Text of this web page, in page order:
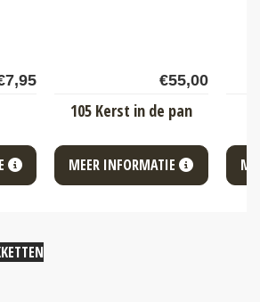
7,95 €55,00
105 Kerst in de pan
MEER INFORMATIE